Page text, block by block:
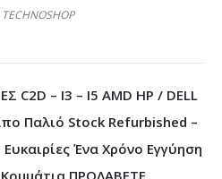
C2D – I3 – I5 AMD HP / DELL
Παλιό Stock Refurbished –
Ευκαιρίες Ένα Χρόνο Εγγύηση
ΠΡΟΛΑΒΕΤΕ